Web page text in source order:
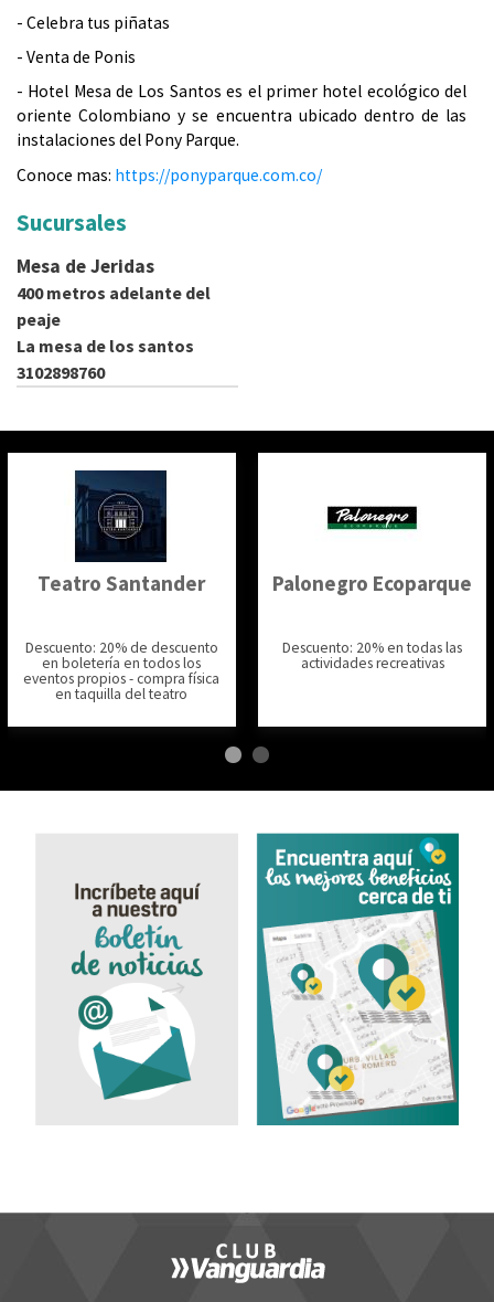
í- Celebra tus piñatas
- Venta de Ponis
- Hotel Mesa de Los Santos es el primer hotel ecológico del
oriente Colombiano y se encuentra ubicado dentro de las
instalaciones del Pony Parque.
Conoce mas: https://ponyparque.com.co/
Sucursales
Mesa de Jeridas
400 metros adelante del
peaje
La mesa de los santos
3102898760
Teatro Santander
Descuento: 20% de descuento
en boletería en todos los
eventos propios - compra física
en taquilla del teatro
Palonegro Ecoparque
Descuento: 20% en todas las
actividades recreativas